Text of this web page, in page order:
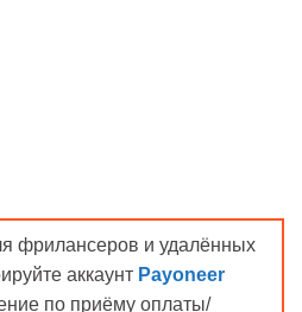
фрилансеров и удалённых
аккаунт Payoneer
по приёму оплаты/